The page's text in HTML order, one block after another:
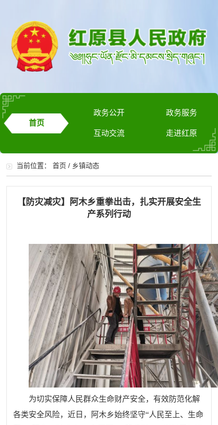
首页
政务公开 政务服务
互动交流 走进红原
当前位置：首页 / 乡镇动态
【防灾减灾】阿木乡重拳出击，扎实开展安全生
产系列行动
为切实保障人民群众生命财产安全，有效防范化解
各类安全风险，近日，阿木乡始终坚守“人民至上、生命